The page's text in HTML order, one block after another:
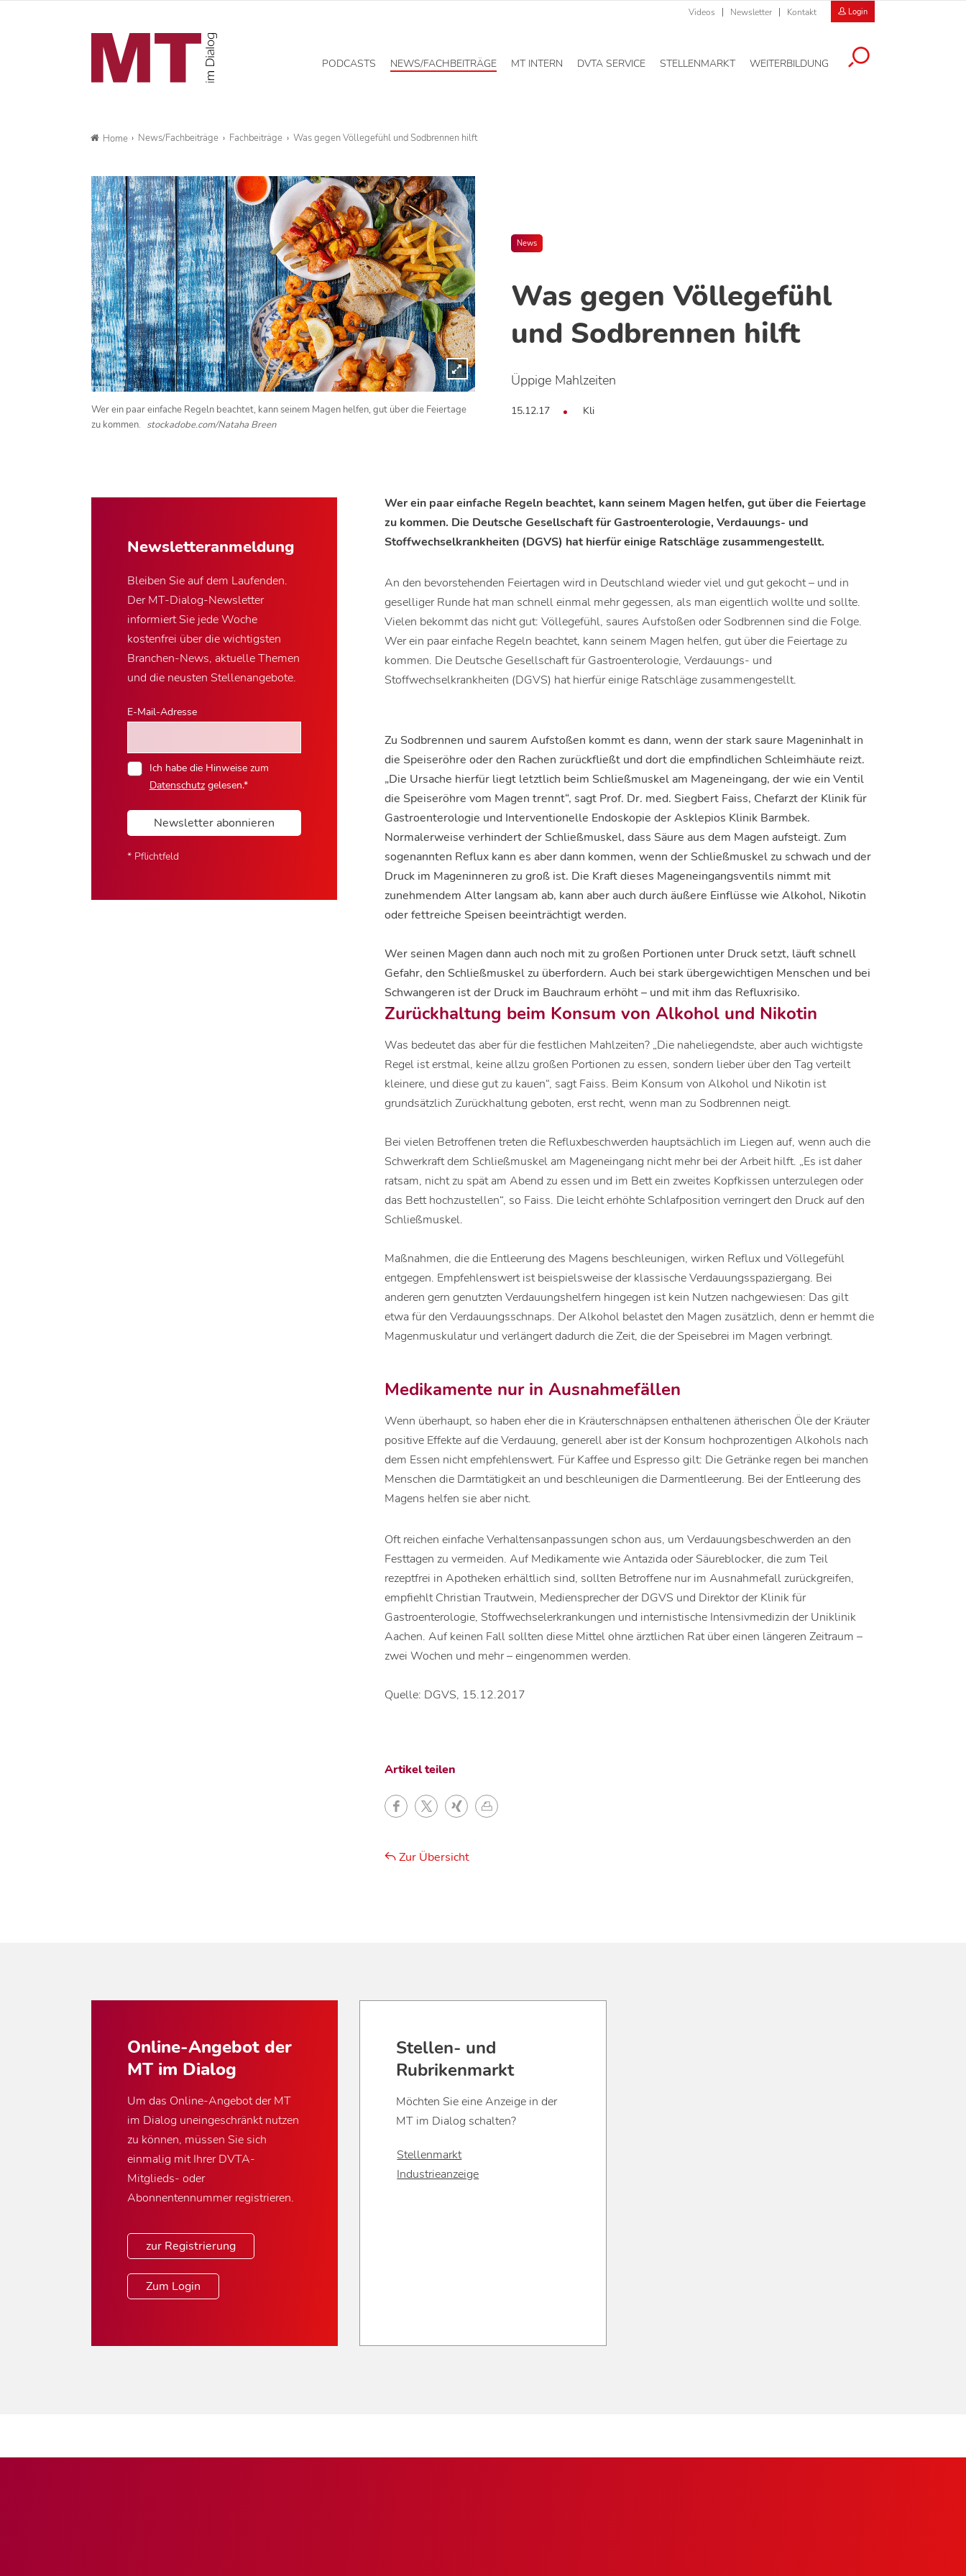
Videos Newsletter Kontakt Login
PODCASTS NEWS/FACHBEITRÄGE MT INTERN DVTA SERVICE STELLENMARKT WEITERBILDUNG
Home News/Fachbeiträge Fachbeiträge Was gegen Völlegefühl und Sodbrennen hilft
News
Was gegen Völlegefühl
und Sodbrennen hilft
Üppige Mahlzeiten
15.12.17 Kli
Wer ein paar einfache Regeln beachtet, kann seinem Magen helfen, gut über die Feiertage
zu kommen. stockadobe.com/Nataha Breen
Newsletter­anmeldung
Bleiben Sie auf dem Laufenden.
Der MT-Dialog-Newsletter
informiert Sie jede Woche
kostenfrei über die wichtigsten
Branchen-News, aktuelle Themen
und die neusten Stellenangebote.
E-Mail-Adresse
Ich habe die Hinweise zum
Datenschutzgelesen.*
Newsletter abonnieren
* Pflichtfeld
Wer ein paar einfache Regeln beachtet, kann seinem Magen helfen, gut über die Feiertage
zu kommen. Die Deutsche Gesellschaft für Gastroenterologie, Verdauungs- und
Stoffwechselkrankheiten (DGVS) hat hierfür einige Ratschläge zusammengestellt.
An den bevorstehenden Feiertagen wird in Deutschland wieder viel und gut gekocht – und in
geselliger Runde hat man schnell einmal mehr gegessen, als man eigentlich wollte und sollte.
Vielen bekommt das nicht gut: Völlegefühl, saures Aufstoßen oder Sodbrennen sind die Folge.
Wer ein paar einfache Regeln beachtet, kann seinem Magen helfen, gut über die Feiertage zu
kommen. Die Deutsche Gesellschaft für Gastroenterologie, Verdauungs- und
Stoffwechselkrankheiten (DGVS) hat hierfür einige Ratschläge zusammengestellt.
Zu Sodbrennen und saurem Aufstoßen kommt es dann, wenn der stark saure Mageninhalt in
die Speiseröhre oder den Rachen zurückfließt und dort die empfindlichen Schleimhäute reizt.
„Die Ursache hierfür liegt letztlich beim Schließmuskel am Mageneingang, der wie ein Ventil
die Speiseröhre vom Magen trennt“, sagt Prof. Dr. med. Siegbert Faiss, Chefarzt der Klinik für
Gastroenterologie und Interventionelle Endoskopie der Asklepios Klinik Barmbek.
Normalerweise verhindert der Schließmuskel, dass Säure aus dem Magen aufsteigt. Zum
sogenannten Reflux kann es aber dann kommen, wenn der Schließmuskel zu schwach und der
Druck im Mageninneren zu groß ist. Die Kraft dieses Mageneingangsventils nimmt mit
zunehmendem Alter langsam ab, kann aber auch durch äußere Einflüsse wie Alkohol, Nikotin
oder fettreiche Speisen beeinträchtigt werden.
Wer seinen Magen dann auch noch mit zu großen Portionen unter Druck setzt, läuft schnell
Gefahr, den Schließmuskel zu überfordern. Auch bei stark übergewichtigen Menschen und bei
Schwangeren ist der Druck im Bauchraum erhöht – und mit ihm das Refluxrisiko.
Zurückhaltung beim Konsum von Alkohol und Nikotin
Was bedeutet das aber für die festlichen Mahlzeiten? „Die naheliegendste, aber auch wichtigste
Regel ist erstmal, keine allzu großen Portionen zu essen, sondern lieber über den Tag verteilt
kleinere, und diese gut zu kauen“, sagt Faiss. Beim Konsum von Alkohol und Nikotin ist
grundsätzlich Zurückhaltung geboten, erst recht, wenn man zu Sodbrennen neigt.
Bei vielen Betroffenen treten die Refluxbeschwerden hauptsächlich im Liegen auf, wenn auch die
Schwerkraft dem Schließmuskel am Mageneingang nicht mehr bei der Arbeit hilft. „Es ist daher
ratsam, nicht zu spät am Abend zu essen und im Bett ein zweites Kopfkissen unterzulegen oder
das Bett hochzustellen“, so Faiss. Die leicht erhöhte Schlafposition verringert den Druck auf den
Schließmuskel.
Maßnahmen, die die Entleerung des Magens beschleunigen, wirken Reflux und Völlegefühl
entgegen. Empfehlenswert ist beispielsweise der klassische Verdauungsspaziergang. Bei
anderen gern genutzten Verdauungshelfern hingegen ist kein Nutzen nachgewiesen: Das gilt
etwa für den Verdauungsschnaps. Der Alkohol belastet den Magen zusätzlich, denn er hemmt die
Magenmuskulatur und verlängert dadurch die Zeit, die der Speisebrei im Magen verbringt.
Medikamente nur in Ausnahmefällen
Wenn überhaupt, so haben eher die in Kräuterschnäpsen enthaltenen ätherischen Öle der Kräuter
positive Effekte auf die Verdauung, generell aber ist der Konsum hochprozentigen Alkohols nach
dem Essen nicht empfehlenswert. Für Kaffee und Espresso gilt: Die Getränke regen bei manchen
Menschen die Darmtätigkeit an und beschleunigen die Darmentleerung. Bei der Entleerung des
Magens helfen sie aber nicht.
Oft reichen einfache Verhaltensanpassungen schon aus, um Verdauungsbeschwerden an den
Festtagen zu vermeiden. Auf Medikamente wie Antazida oder Säureblocker, die zum Teil
rezeptfrei in Apotheken erhältlich sind, sollten Betroffene nur im Ausnahmefall zurückgreifen,
empfiehlt Christian Trautwein, Mediensprecher der DGVS und Direktor der Klinik für
Gastroenterologie, Stoffwechselerkrankungen und internistische Intensivmedizin der Uniklinik
Aachen. Auf keinen Fall sollten diese Mittel ohne ärztlichen Rat über einen längeren Zeitraum –
zwei Wochen und mehr – eingenommen werden.
Quelle: DGVS, 15.12.2017
Artikel teilen
Zur Übersicht
Online-Angebot der
MT im Dialog
Um das Online-Angebot der MT
im Dialog uneingeschränkt nutzen
zu können, müssen Sie sich
einmalig mit Ihrer DVTA-
Mitglieds- oder
Abonnentennummer registrieren.
zur Registrierung
Zum Login
Stellen- und
Rubrikenmarkt
Möchten Sie eine Anzeige in der
MT im Dialog schalten?
Stellenmarkt
Industrieanzeige